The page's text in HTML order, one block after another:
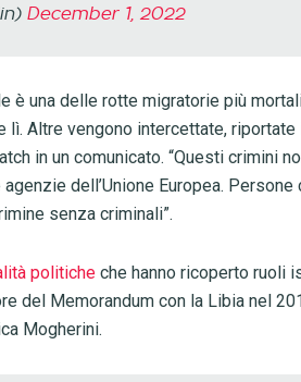
December 1, 2022
è una delle rotte migratorie più
Altre vengono intercettate,
in un comunicato. “Questi crimini
dell’Unione Europea.
senza criminali”.
politiche che hanno ricoperto ruoli
del Memorandum con la Libia nel
Mogherini.